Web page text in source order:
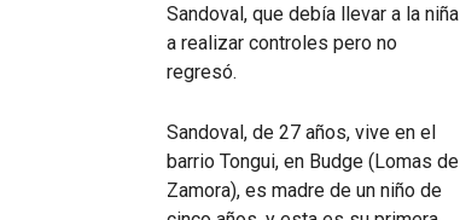
Sandoval, que debía llevar a la niña
a realizar controles pero no
regresó.
Sandoval, de 27 años, vive en el
barrio Tongui, en Budge (Lomas de
Zamora), es madre de un niño de